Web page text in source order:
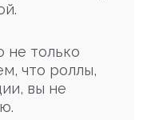
не только
что роллы,
вы не